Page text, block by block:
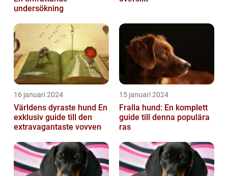
undersökning
16 januari 2024
Världens dyraste hund En
exklusiv guide till den
extravagantaste vovven
15 januari 2024
Fralla hund: En komplett
guide till denna populära
ras